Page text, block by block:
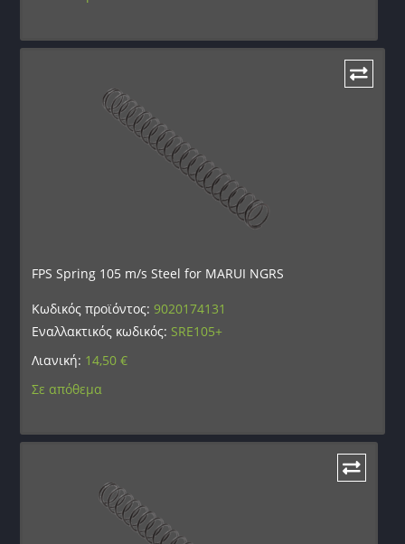
FPS Spring 105 m/s Steel for MARUI NGRS
Κωδικός προϊόντος:9020174131
Εναλλακτικός κωδικός: SRE105+
Λιανική: 14,50€
Σε απόθεμα